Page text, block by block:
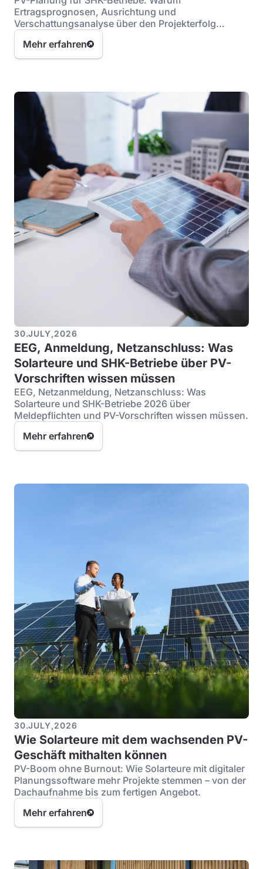
Ertragsprognosen, Ausrichtung und
Verschattungsanalyse über den Projekterfolg
entscheiden.
Mehr erfahren
30.JULY,2026
EEG, Anmeldung, Netzanschluss: Was
Solarteure und SHK-Betriebe über PV-
Vorschriften wissen müssen
EEG, Netzanmeldung, Netzanschluss: Was
Solarteure und SHK-Betriebe 2026 über
Meldepflichten und PV-Vorschriften wissen müssen.
Mehr erfahren
30.JULY,2026
Wie Solarteure mit dem wachsenden PV-
Geschäft mithalten können
PV-Boom ohne Burnout: Wie Solarteure mit digitaler
Planungssoftware mehr Projekte stemmen – von der
Dachaufnahme bis zum fertigen Angebot.
Mehr erfahren